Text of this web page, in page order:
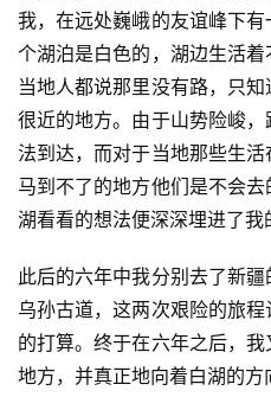
我，在远处巍峨的友谊峰下
个湖泊是白色的，湖边生活着
当地人都说那里没有路，只
很近的地方。由于山势险峻
法到达，而对于当地那些生活
马到不了的地方他们是不会
湖看看的想法便深深埋进了我
此后的六年中我分别去了新
乌孙古道，这两次艰险的旅
的打算。终于在六年之后，
地方，并真正地向着白湖的方